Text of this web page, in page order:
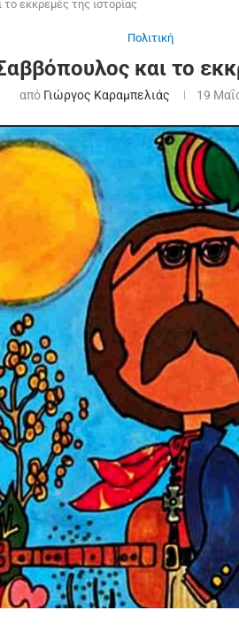
εκκρεμές της ιστορίας
Πολιτική
και το
από Γιώργος Καραμπελιάς 19